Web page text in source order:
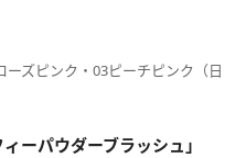
ーズピンク・03ピーチピンク（日
ーパウダーブラッシュ」